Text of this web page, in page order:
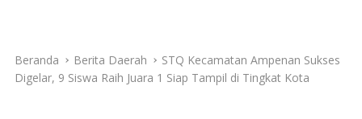
Beranda Berita Daerah
STQ Kecamatan Ampenan Sukses
Digelar, 9 Siswa Raih Juara 1 Siap Tampil di Tingkat Kota